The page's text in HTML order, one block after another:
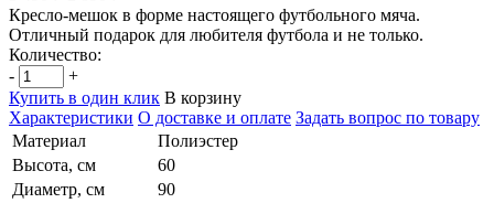
Кресло-мешок в форме настоящего футбольного мяча.
Отличный подарок для любителя футбола и не только.
Количество:
-
+
Купить в один клик В корзину
Характеристики О доставке и оплате Задать вопрос по товару
Материал
Полиэстер
Высота, см
60
Диаметр, см
90